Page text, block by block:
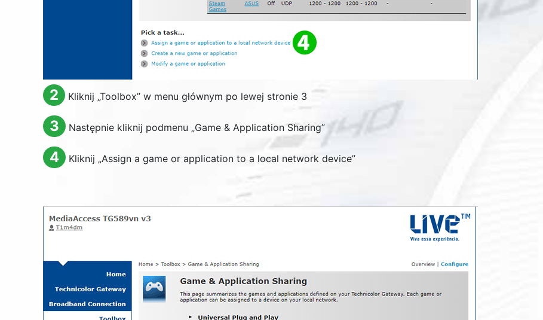
2 Kliknij „Toolbox” w menu głównym po lewej stronie 3
3 Następnie kliknij podmenu „Game & Application Sharing”
4 Kliknij „Assign a game or application to a local network device”